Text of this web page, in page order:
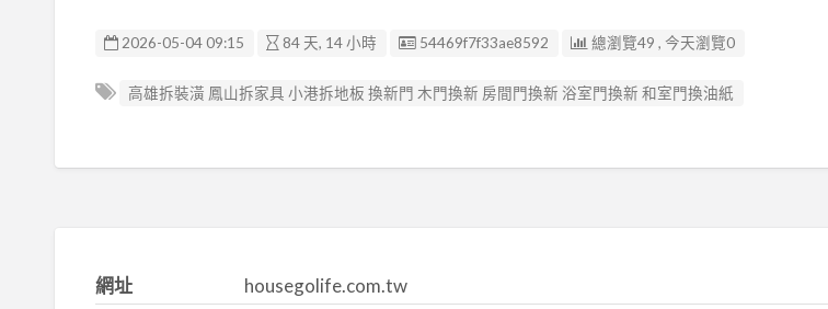
2026-05-04 09:15 84 天, 14 小時 廣告编號
54469f7f33ae8592 總瀏覽49 , 今天瀏覽0
高雄拆裝潢 鳳山拆家具 小港拆地板 換新門 木門換新 房間門換新 浴室門換新 和室門換油紙
網址
housegolife.com.tw